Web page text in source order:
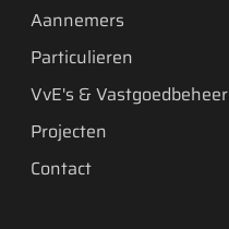
Aannemers
Particulieren
VvE's & Vastgoedbeheer
Projecten
Contact